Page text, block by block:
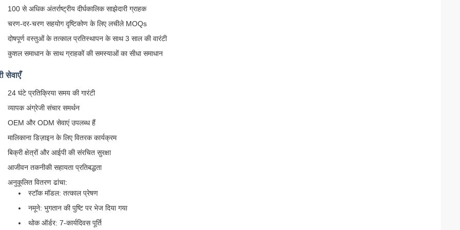
100 से अधिक अंतर्राष्ट्रीय दीर्घकालिक साझेदारी ग्राहक
चरण-दर-चरण सहयोग दृष्टिकोण के लिए लचीले MOQs
दोषपूर्ण वस्तुओं के तत्काल प्रतिस्थापन के साथ 3 साल की वारंटी
कुशल समाधान के साथ ग्राहकों की समस्याओं का सीधा समाधान
सेवाएँ
24 घंटे प्रतिक्रिया समय की गारंटी
व्यापक अंग्रेजी संचार समर्थन
OEM और ODM सेवाएं उपलब्ध हैं
मालिकाना डिज़ाइन के लिए वितरक कार्यक्रम
बिक्री क्षेत्रों और आईपी की संरचित सुरक्षा
आजीवन तकनीकी सहायता प्रतिबद्धता
अनुकूलित वितरण ढांचा:
स्टॉक मॉडल: तत्काल प्रेषण
नमूने: भुगतान की पुष्टि पर भेज दिया गया
थोक ऑर्डर: 7-कार्यदिवस पूर्ति